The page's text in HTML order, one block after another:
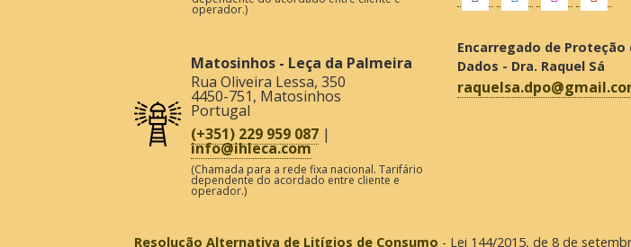
operador.)
Matosinhos - Leça da Palmeira
Rua Oliveira Lessa, 350
4450-751, Matosinhos
Portugal
(+351) 229 959 087|
info@ihleca.com
(Chamada para a rede fixa nacional. Tarifário
dependente do acordado entre cliente e
operador.)
Encarregado de Proteção
Dados - Dra. Raquel Sá
Resolução Alternativa de Litígios de Consumo - Lei 144/2015, de 8 de